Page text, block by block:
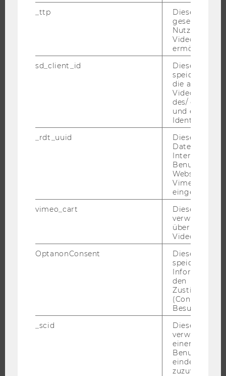
ÜBER DIE WU
EVENTS ARCHIV
JOBPORTAL
RESEARCH CAREER
KARRIERENETZWERKE AN DER WU
_ttp
Dieser
gesetzt, um
Nutzung des
Videoplayers
ermöglichen
sd_client_id
Dieses Cookie
speichert
die aktuellen
des/ der
und einen
_rdt_uuid
Dieses
Daten über
Interaktionen
Websites, auf
Vimeo-Video
eingebettet
vimeo_cart
Dieses
verwendet,
überprüfen,
Video
OptanonConsent
Dieses Cookie
speichert
den
(Consent)
Besuchers.
_scid
Dieses
verwendet,
einem/einer
Benutzer*in
eindeutige ID
zuzuweisen